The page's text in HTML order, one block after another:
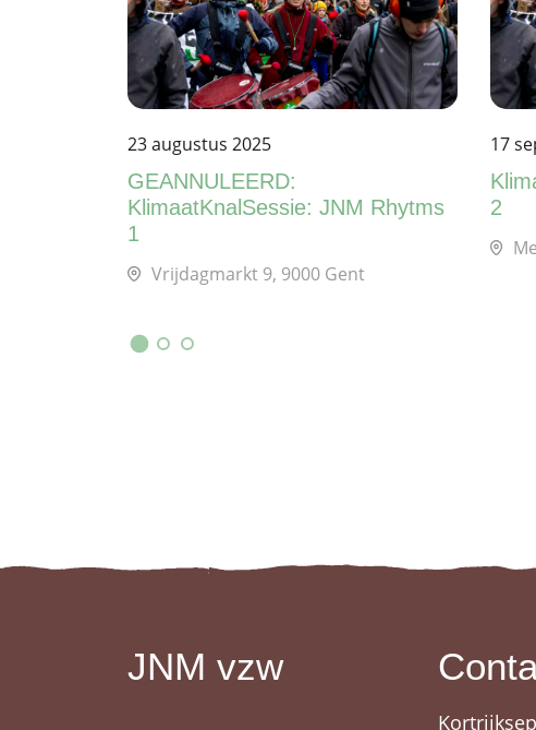
23 augustus 2025
GEANNULEERD:
KlimaatKnalSessie: JNM Rhytms
1
Vrijdagmarkt 9, 9000 Gent
17
2
JNM vzw